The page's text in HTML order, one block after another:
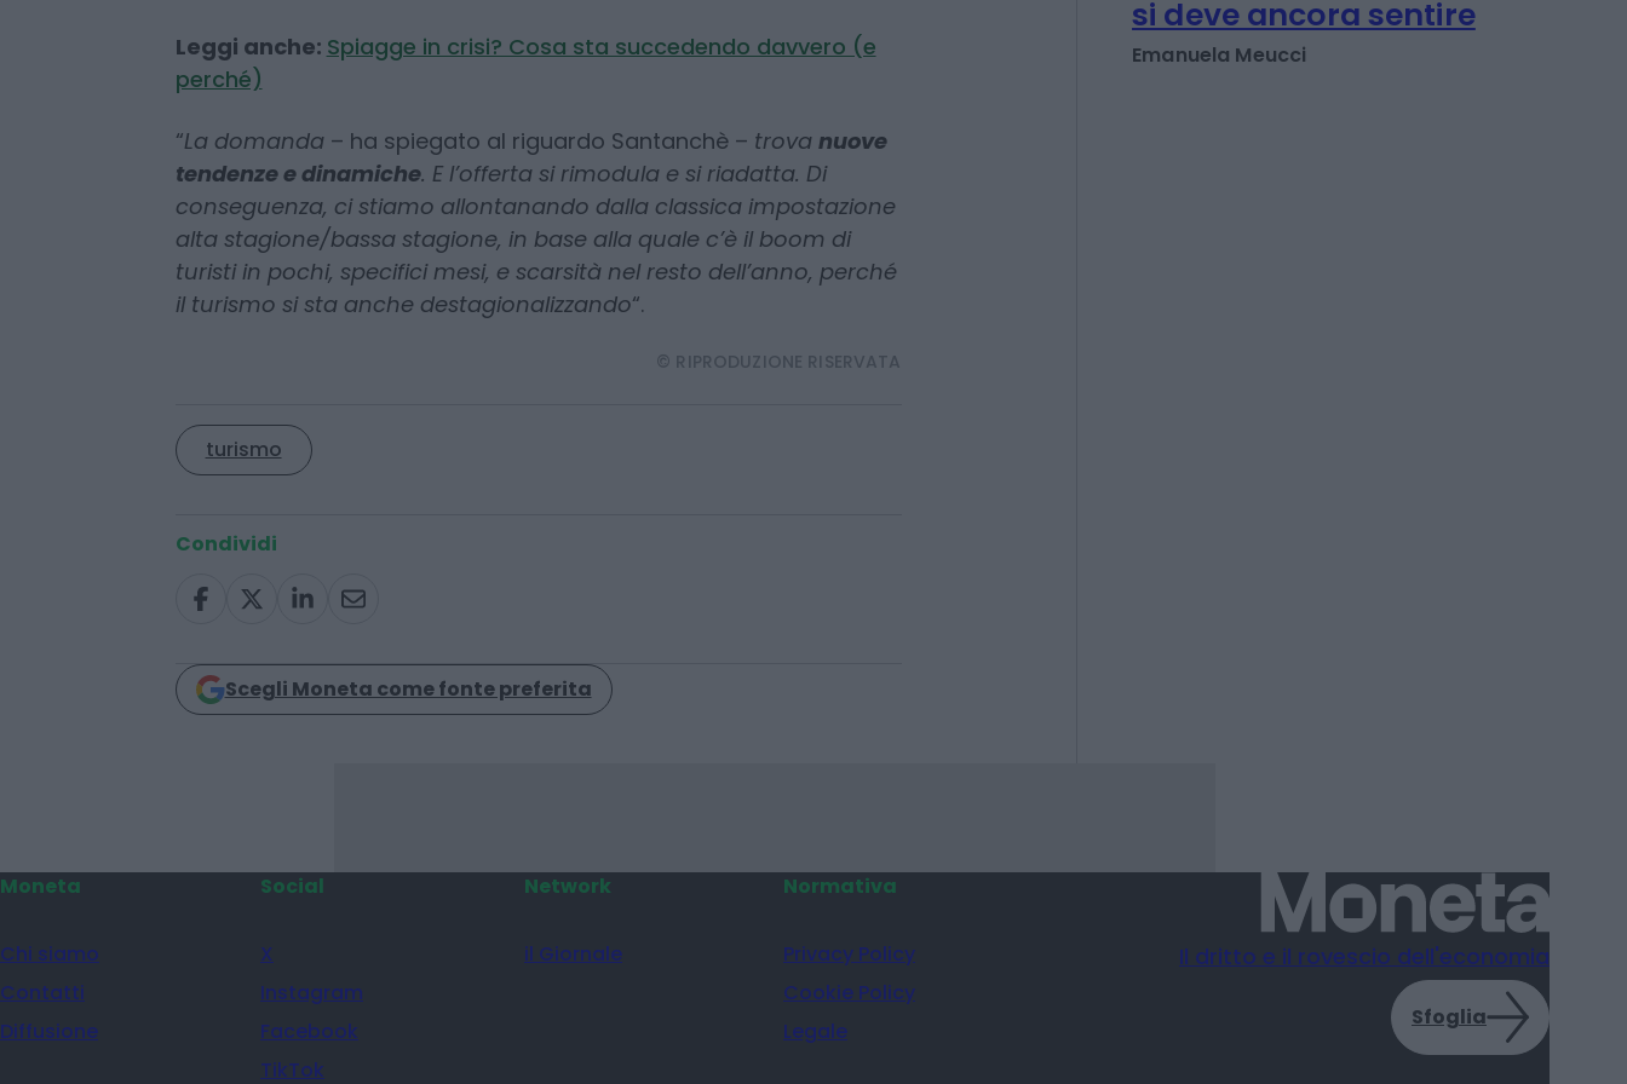
dunque rivisti nell’ottica di una trasformazione che sta portando
gli italiani a vivere la vacanza in modo diverso.
Leggi anche:
Spiagge in crisi? Cosa sta succedendo davvero (e
perché)
“La domanda– ha spiegato al riguardo Santanchè – trovanuove
tendenze e dinamiche. E l’offerta si rimodula e si riadatta. Di
conseguenza, ci stiamo allontanando dalla classica impostazione
alta stagione/bassa stagione, in base alla quale c’è il boom di
turismo
energia: crescita giù,
inflazione su fino al
Moneta Social
X
Normativa
Il dritto e il rovescio dell'economia